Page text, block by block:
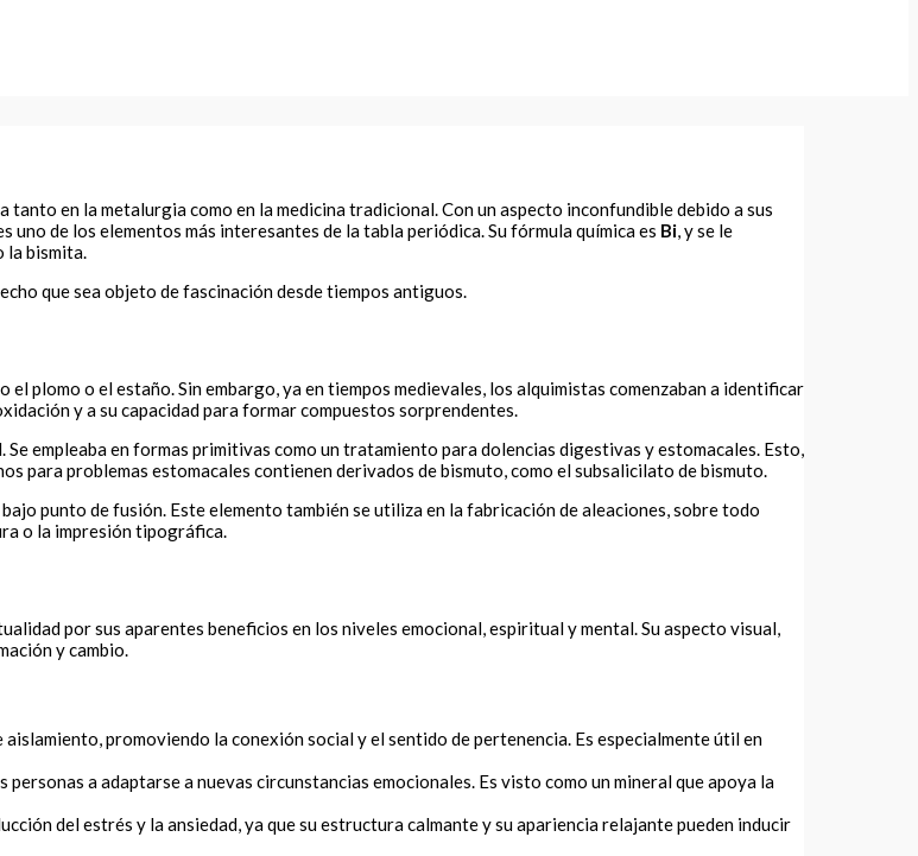
en la metalurgia como en la medicina tradicional. Con un aspecto inconfundible debido a sus
de los elementos más interesantes de la tabla periódica. Su fórmula química es Bi, y se le
la bismita.
que sea objeto de fascinación desde tiempos antiguos.
plomo o el estaño. Sin embargo, ya en tiempos medievales, los alquimistas comenzaban a identificar
y a su capacidad para formar compuestos sorprendentes.
empleaba en formas primitivas como un tratamiento para dolencias digestivas y estomacales. Esto,
para problemas estomacales contienen derivados de bismuto, como el subsalicilato de bismuto.
punto de fusión. Este elemento también se utiliza en la fabricación de aleaciones, sobre todo
o la impresión tipográfica.
por sus aparentes beneficios en los niveles emocional, espiritual y mental. Su aspecto visual,
y cambio.
promoviendo la conexión social y el sentido de pertenencia. Es especialmente útil en
personas a adaptarse a nuevas circunstancias emocionales. Es visto como un mineral que apoya la
del estrés y la ansiedad, ya que su estructura calmante y su apariencia relajante pueden inducir